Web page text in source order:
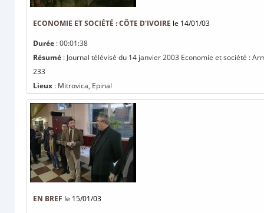
ECONOMIE ET SOCIÉTÉ : CÔTE D'IVOIRE le 14/01/03
Durée : 00:01:38
Résumé : Journal télévisé du 14 janvier 2003 Economie et société :
233
Lieux : Mitrovica, Epinal
EN BREF le 15/01/03